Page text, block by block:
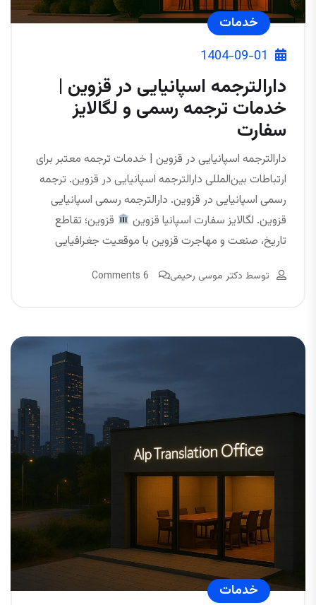
خدمات
1404-09-01
دارالترجمه اسپانیایی در قزوین |
خدمات ترجمه رسمی و لگالایز
سفارت
دارالترجمه اسپانیایی در قزوین | خدمات ترجمه معتبر برای
ارتباطات بین‌المللی دارالترجمه اسپانیایی در قزوین. ترجمه
رسمی اسپانیایی در قزوین. دارالترجمه رسمی اسپانیایی
قزوین. لگالایز سفارت اسپانیا قزوین
قزوین؛ تقاطع
تاریخ، صنعت و مهاجرت قزوین با موقعیت جغرافیایی
توسط دکتر موسی رحیمی 6 Comments
خدمات